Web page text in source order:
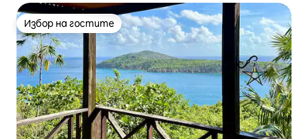
Избор на гостите
Избор на гостите